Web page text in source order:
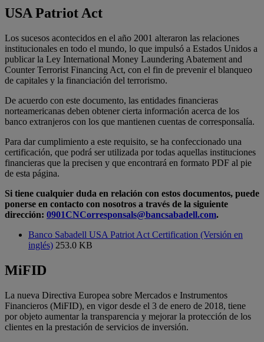
USA Patriot Act
Los sucesos acontecidos en el año 2001 alteraron las relaciones
institucionales en todo el mundo, lo que impulsó a Estados Unidos a
publicar la Ley International Money Laundering Abatement and
Counter Terrorist Financing Act, con el fin de prevenir el blanqueo
de capitales y la financiación del terrorismo.
De acuerdo con este documento, las entidades financieras
norteamericanas deben obtener cierta información acerca de los
banco extranjeros con los que mantienen cuentas de corresponsalía.
Para dar cumplimiento a este requisito, se ha confeccionado una
certificación, que podrá ser utilizada por todas aquellas instituciones
financieras que la precisen y que encontrará en formato PDF al pie
de esta página.
Si tiene cualquier duda en relación con estos documentos, puede
ponerse en contacto con nosotros a través de la siguiente
dirección: 0901CNCorresponsals@bancsabadell.com.
Banco Sabadell USA Patriot Act Certification (Versión en
inglés) 253.0 KB
MiFID
La nueva Directiva Europea sobre Mercados e Instrumentos
Financieros (MiFID), en vigor desde el 3 de enero de 2018, tiene
por objeto aumentar la transparencia y mejorar la protección de los
clientes en la prestación de servicios de inversión.